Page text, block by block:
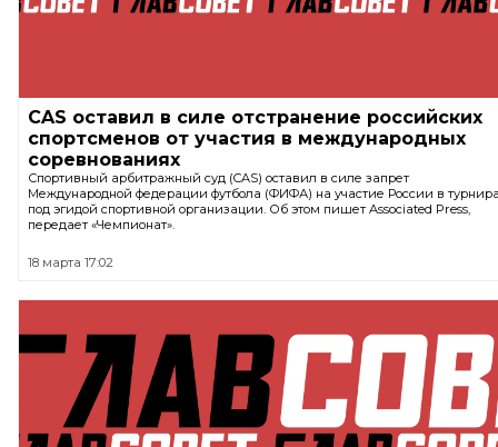
CAS оставил в силе отстранение российских
спортсменов от участия в международных
соревнованиях
Спортивный арбитражный суд (CAS) оставил в силе запрет
Международной федерации футбола (ФИФА) на участие России в
под эгидой спортивной организации. Об этом пишет Assoсiated Press,
передает «Чемпионат».
18 марта 17:02